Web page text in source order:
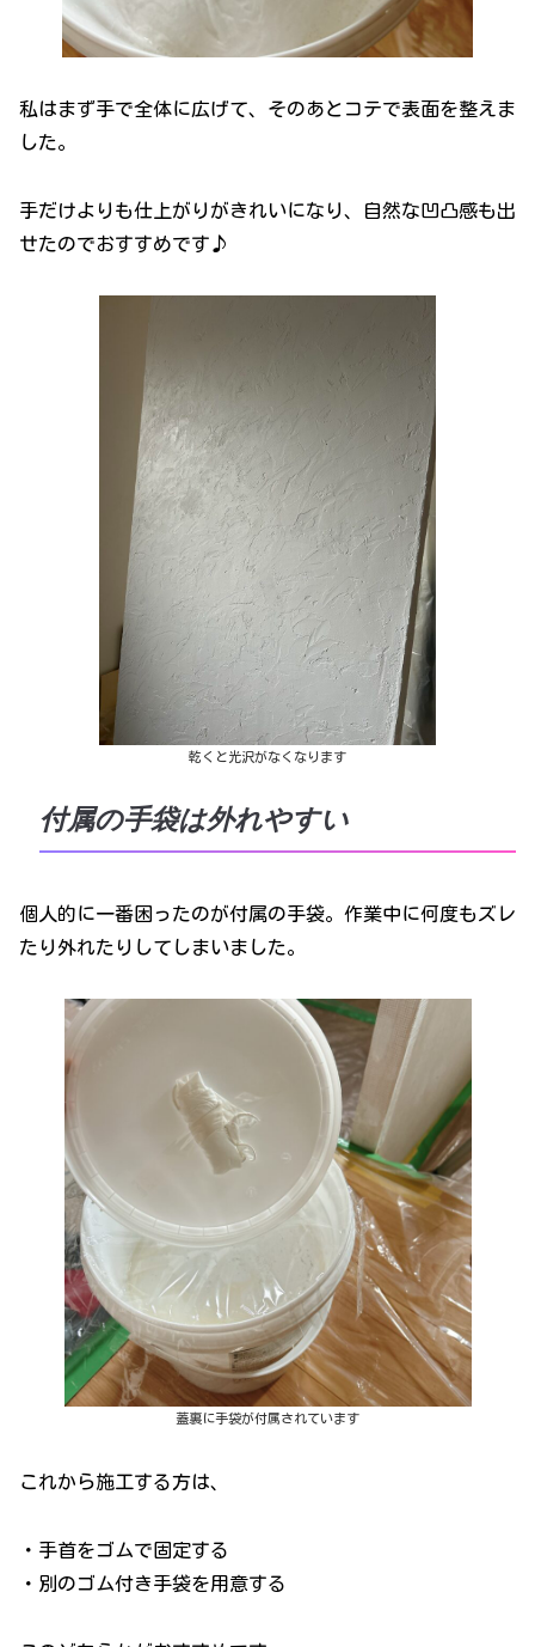
私はまず手で全体に広げて、そのあとコテで表面を整えま
した。
手だけよりも仕上がりがきれいになり、自然な凹凸感も出
せたのでおすすめです♪
乾くと光沢がなくなります
付属の手袋は外れやすい
個人的に一番困ったのが付属の手袋。作業中に何度もズレ
たり外れたりしてしまいました。
蓋裏に手袋が付属されています
これから施工する方は、
・手首をゴムで固定する
・別のゴム付き手袋を用意する